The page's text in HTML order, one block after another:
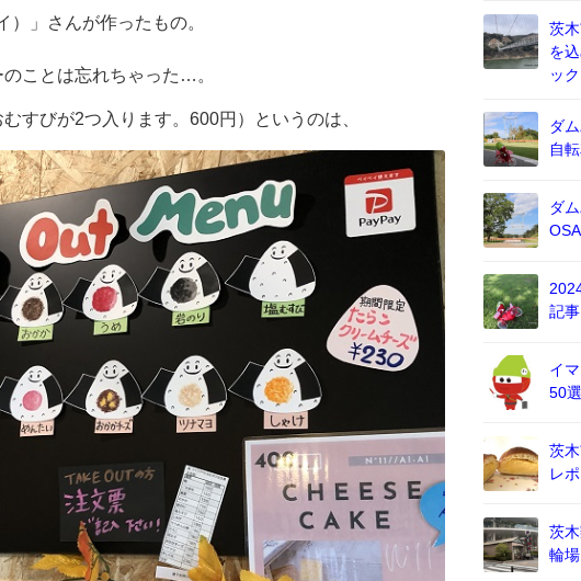
）」さんが作ったもの。
ことは忘れちゃった…。
すびが2つ入ります。600円）というのは、
茨
を
ック
ダ
自
ダ
記
イ
50選
茨
レ
茨
輪